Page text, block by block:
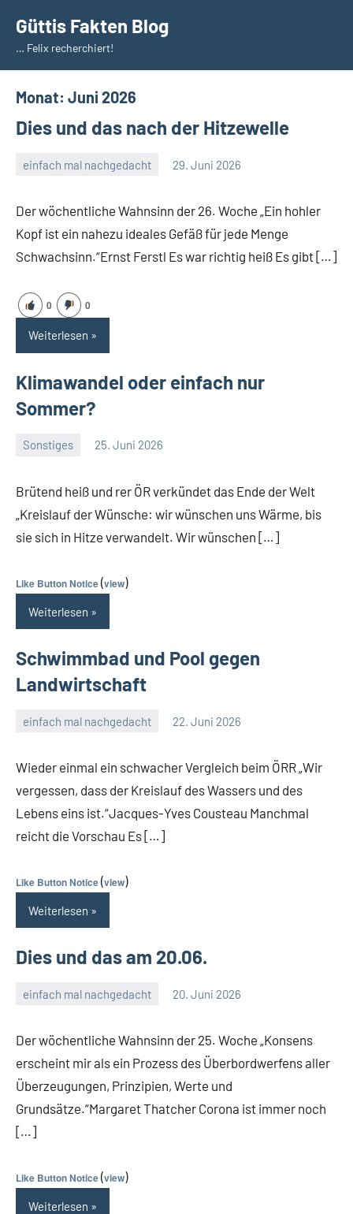
Inhalt
springen
Güttis Fakten Blog
… Felix recherchiert!
Monat: Juni 2026
Dies und das nach der Hitzewelle
einfach mal nachgedacht 29. Juni 2026
Der wöchentliche Wahnsinn der 26. Woche „Ein hohler
Kopf ist ein nahezu ideales Gefäß für jede Menge
Schwachsinn.“Ernst Ferstl Es war richtig heiß Es gibt […]
0 0
Weiterlesen
Klimawandel oder einfach nur
Sommer?
Sonstiges 25. Juni 2026
Brütend heiß und rer ÖR verkündet das Ende der Welt
„Kreislauf der Wünsche: wir wünschen uns Wärme, bis
sie sich in Hitze verwandelt. Wir wünschen […]
Like Button Notice(view)
Weiterlesen
Schwimmbad und Pool gegen
Landwirtschaft
einfach mal nachgedacht 22. Juni 2026
Wieder einmal ein schwacher Vergleich beim ÖRR „Wir
vergessen, dass der Kreislauf des Wassers und des
Lebens eins ist.“Jacques-Yves Cousteau Manchmal
reicht die Vorschau Es […]
Like Button Notice(view)
Weiterlesen
Dies und das am 20.06.
einfach mal nachgedacht 20. Juni 2026
Der wöchentliche Wahnsinn der 25. Woche „Konsens
erscheint mir als ein Prozess des Überbordwerfens aller
Überzeugungen, Prinzipien, Werte und
Grundsätze.“Margaret Thatcher Corona ist immer noch
[…]
Like Button Notice(view)
Weiterlesen